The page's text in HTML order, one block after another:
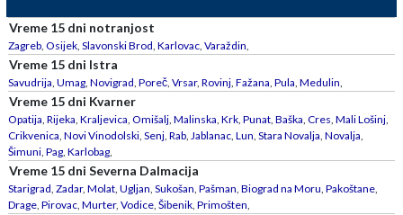
Vreme 15 dni notranjost
Zagreb, Osijek, Slavonski Brod, Karlovac, Varaždin,
Vreme 15 dni Istra
Savudrija, Umag, Novigrad, Poreč, Vrsar, Rovinj, Fažana, Pula, Medulin,
Vreme 15 dni Kvarner
Opatija, Rijeka, Kraljevica, Omišalj, Malinska, Krk, Punat, Baška, Cres, Mali Lošinj,
Crikvenica, Novi Vinodolski, Senj, Rab, Jablanac, Lun, Stara Novalja, Novalja,
Šimuni, Pag, Karlobag,
Vreme 15 dni Severna Dalmacija
Starigrad, Zadar, Molat, Ugljan, Sukošan, Pašman, Biograd na Moru, Pakoštane,
Drage, Pirovac, Murter, Vodice, Šibenik, Primošten,